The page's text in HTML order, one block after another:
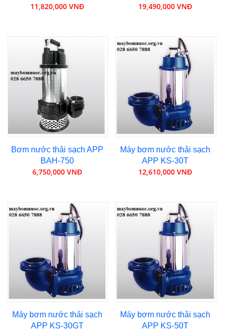
11,820,000 VNĐ 19,490,000 VNĐ
Bơm nước thải sạch APP
BAH-750
6,750,000 VNĐ
Máy bơm nước thải sạch
APP KS-30T
12,610,000 VNĐ
Máy bơm nước thải sạch
APP KS-30GT
Máy bơm nước thải sạch
APP KS-50T